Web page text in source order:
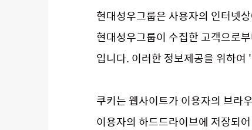
현대성우그룹은 사용자의 인터넷
현대성우그룹이 수집한 고객으로
입니다. 이러한 정보제공을 위하
쿠키는 웹사이트가 이용자의 브라
이용자의 하드드라이브에 저장되